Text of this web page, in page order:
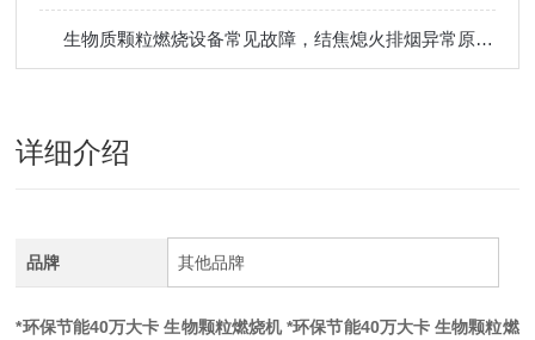
生物质颗粒燃烧设备常见故障，结焦熄火排烟异常原因排查维修方法
详细介绍
品牌 其他品牌
*环保节能40万大卡 生物颗粒燃烧机 *环保节能40万大卡 生物颗粒燃